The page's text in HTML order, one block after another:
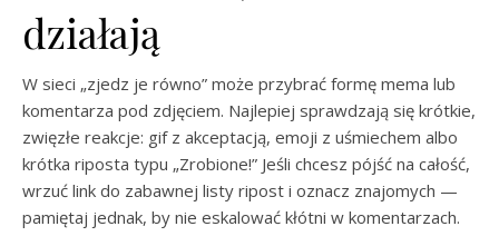
działają
W sieci „zjedz je równo” może przybrać formę mema lub
komentarza pod zdjęciem. Najlepiej sprawdzają się krótkie,
zwięzłe reakcje: gif z akceptacją, emoji z uśmiechem albo
krótka riposta typu „Zrobione!” Jeśli chcesz pójść na całość,
wrzuć link do zabawnej listy ripost i oznacz znajomych —
pamiętaj jednak, by nie eskalować kłótni w komentarzach.